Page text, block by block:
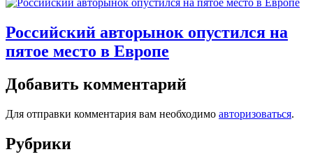
Российский авторынок опустился на
пятое место в Европе
Добавить комментарий
Для отправки комментария вам необходимо авторизоваться.
Рубрики